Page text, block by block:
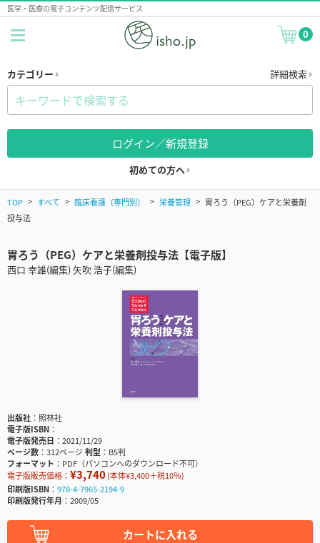
医学・医療の電子コンテンツ配信サービス
0
カテゴリー 詳細検索
ログイン／新規登録
初めての方へ
TOP すべて 臨床看護（専門別） 栄養管理
胃ろう（PEG）ケアと栄養剤
投与法
胃ろう（PEG）ケアと栄養剤投与法【電子版】
西口 幸雄(編集) 矢吹 浩子(編集)
出版社
照林社
電子版ISBN
電子版発売日
2021/11/29
ページ数
312ページ判型
B5判
フォーマット
PDF（パソコンへのダウンロード不可）
電子版販売価格： ¥3,740(本体¥3,400＋税10％)
印刷版ISBN
978-4-7965-2194-9
印刷版発行年月
2009/05
カートに入れる